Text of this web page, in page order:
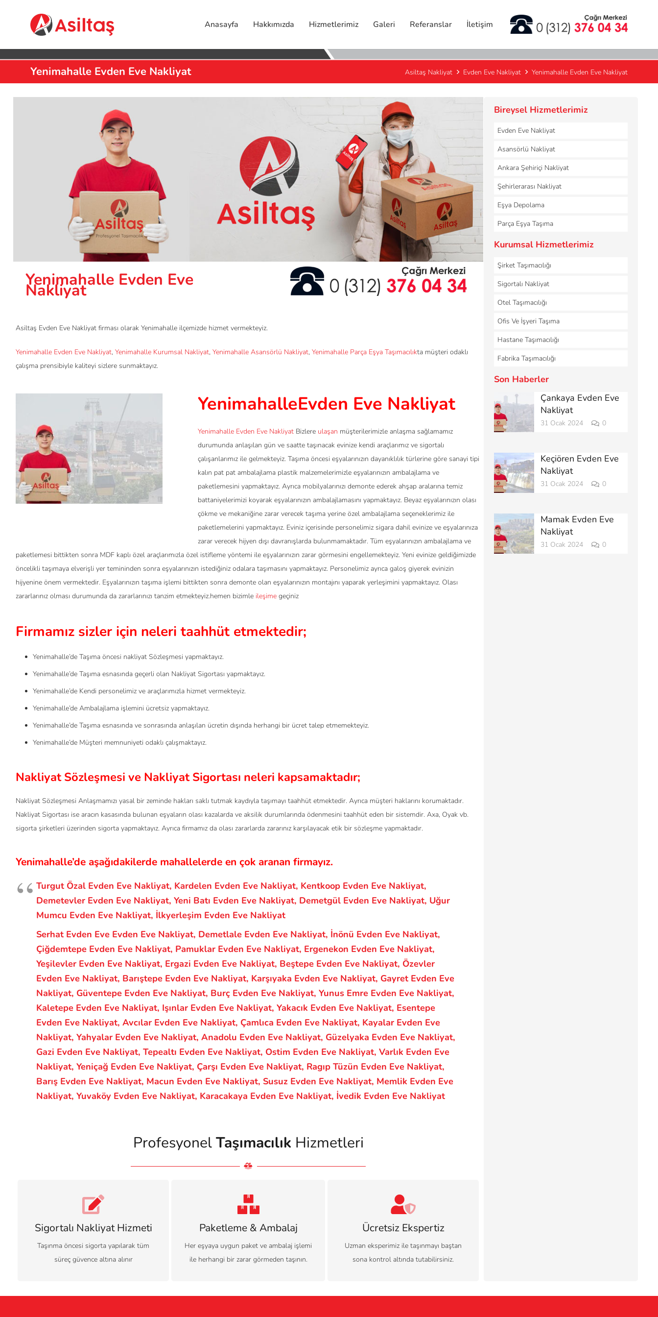
Anasayfa Hakkımızda Hizmetlerimiz Galeri Referanslar İletişim
Yenimahalle Evden Eve Nakliyat Asiltaş Nakliyat Evden Eve Nakliyat Yenimahalle Evden Eve Nakliyat
Yenimahalle Evden Eve
Nakliyat
Asiltaş Evden Eve Nakliyat firması olarak Yenimahalle ilçemizde hizmet vermekteyiz.
Yenimahalle Evden Eve Nakliyat, Yenimahalle Kurumsal Nakliyat, Yenimahalle Asansörlü Nakliyat, Yenimahalle Parça Eşya Taşımacılıkta müşteri odaklı
çalışma prensibiyle kaliteyi sizlere sunmaktayız.
YenimahalleEvden Eve Nakliyat
Yenimahalle Evden Eve Nakliyat Bizlere ulaşan müşterilerimizle anlaşma sağlamamız
durumunda anlaşılan gün ve saatte taşınacak evinize kendi araçlarımız ve sigortalı
çalışanlarımız ile gelmekteyiz. Taşıma öncesi eşyalarınızın dayanıklılık türlerine göre sanayi tipi
kalın pat pat ambalajlama plastik malzemelerimizle eşyalarınızın ambalajlama ve
paketlemesini yapmaktayız. Ayrıca mobilyalarınızı demonte ederek ahşap aralarına temiz
battaniyelerimizi koyarak eşyalarınızın ambalajlamasını yapmaktayız. Beyaz eşyalarınızın olası
çökme ve mekaniğine zarar verecek taşıma yerine özel ambalajlama seçeneklerimiz ile
paketlemelerini yapmaktayız. Eviniz içerisinde personelimiz sigara dahil evinize ve eşyalarınıza
zarar verecek hijyen dışı davranışlarda bulunmamaktadır. Tüm eşyalarınızın ambalajlama ve
paketlemesi bittikten sonra MDF kaplı özel araçlarımızla özel istifleme yöntemi ile eşyalarınızın zarar görmesini engellemekteyiz. Yeni evinize geldiğimizde
öncelikli taşımaya elverişli yer temininden sonra eşyalarınızın istediğiniz odalara taşımasını yapmaktayız. Personelimiz ayrıca galoş giyerek evinizin
hijyenine önem vermektedir. Eşyalarınızın taşıma işlemi bittikten sonra demonte olan eşyalarınızın montajını yaparak yerleşimini yapmaktayız. Olası
zararlarınız olması durumunda da zararlarınızı tanzim etmekteyiz.hemen bizimle ileşime geçiniz
Firmamız sizler için neleri taahhüt etmektedir;
Yenimahalle’de Taşıma öncesi nakliyat Sözleşmesi yapmaktayız.
Yenimahalle’de Taşıma esnasında geçerli olan Nakliyat Sigortası yapmaktayız.
Yenimahalle’de Kendi personelimiz ve araçlarımızla hizmet vermekteyiz.
Yenimahalle’de Ambalajlama işlemini ücretsiz yapmaktayız.
Yenimahalle’de Taşıma esnasında ve sonrasında anlaşılan ücretin dışında herhangi bir ücret talep etmemekteyiz.
Yenimahalle’de Müşteri memnuniyeti odaklı çalışmaktayız.
Nakliyat Sözleşmesi ve Nakliyat Sigortası neleri kapsamaktadır;
Nakliyat Sözleşmesi Anlaşmamızı yasal bir zeminde hakları saklı tutmak kaydıyla taşımayı taahhüt etmektedir. Ayrıca müşteri haklarını korumaktadır.
Nakliyat Sigortası ise aracın kasasında bulunan eşyaların olası kazalarda ve aksilik durumlarında ödenmesini taahhüt eden bir sistemdir. Axa, Oyak vb.
sigorta şirketleri üzerinden sigorta yapmaktayız. Ayrıca firmamız da olası zararlarda zararınız karşılayacak etik bir sözleşme yapmaktadır.
Yenimahalle’de aşağıdakilerde mahallelerde en çok aranan firmayız.
Turgut Özal Evden Eve Nakliyat, Kardelen Evden Eve Nakliyat, Kentkoop Evden Eve Nakliyat,
Demetevler Evden Eve Nakliyat, Yeni Batı Evden Eve Nakliyat, Demetgül Evden Eve Nakliyat, Uğur
Mumcu Evden Eve Nakliyat, İlkyerleşim Evden Eve Nakliyat
Serhat Evden Eve Evden Eve Nakliyat, Demetlale Evden Eve Nakliyat, İnönü Evden Eve Nakliyat,
Çiğdemtepe Evden Eve Nakliyat, Pamuklar Evden Eve Nakliyat, Ergenekon Evden Eve Nakliyat,
Yeşilevler Evden Eve Nakliyat, Ergazi Evden Eve Nakliyat, Beştepe Evden Eve Nakliyat, Özevler
Evden Eve Nakliyat, Barıştepe Evden Eve Nakliyat, Karşıyaka Evden Eve Nakliyat, Gayret Evden Eve
Nakliyat, Güventepe Evden Eve Nakliyat, Burç Evden Eve Nakliyat, Yunus Emre Evden Eve Nakliyat,
Kaletepe Evden Eve Nakliyat, Işınlar Evden Eve Nakliyat, Yakacık Evden Eve Nakliyat, Esentepe
Evden Eve Nakliyat, Avcılar Evden Eve Nakliyat, Çamlıca Evden Eve Nakliyat, Kayalar Evden Eve
Nakliyat, Yahyalar Evden Eve Nakliyat, Anadolu Evden Eve Nakliyat, Güzelyaka Evden Eve Nakliyat,
Gazi Evden Eve Nakliyat, Tepealtı Evden Eve Nakliyat, Ostim Evden Eve Nakliyat, Varlık Evden Eve
Nakliyat, Yeniçağ Evden Eve Nakliyat, Çarşı Evden Eve Nakliyat, Ragıp Tüzün Evden Eve Nakliyat,
Barış Evden Eve Nakliyat, Macun Evden Eve Nakliyat, Susuz Evden Eve Nakliyat, Memlik Evden Eve
Nakliyat, Yuvaköy Evden Eve Nakliyat, Karacakaya Evden Eve Nakliyat, İvedik Evden Eve Nakliyat
ProfesyonelTaşımacılık Hizmetleri
Sigortalı Nakliyat Hizmeti
Taşınma öncesi sigorta yapılarak tüm
süreç güvence altına alınır
Paketleme & Ambalaj
Her eşyaya uygun paket ve ambalaj işlemi
ile herhangi bir zarar görmeden taşının.
Ücretsiz Ekspertiz
Uzman eksperimiz ile taşınmayı baştan
sona kontrol altında tutabilirsiniz.
Bireysel Hizmetlerimiz
Evden Eve Nakliyat
Asansörlü Nakliyat
Ankara Şehiriçi Nakliyat
Şehirlerarası Nakliyat
Eşya Depolama
Parça Eşya Taşıma
Kurumsal Hizmetlerimiz
Şirket Taşımacılığı
Sigortalı Nakliyat
Otel Taşımacılığı
Ofis Ve İşyeri Taşıma
Hastane Taşımacılığı
Fabrika Taşımacılığı
Son Haberler
Çankaya Evden Eve
Nakliyat
31 Ocak 2024 0
Keçiören Evden Eve
Nakliyat
31 Ocak 2024 0
Mamak Evden Eve
Nakliyat
31 Ocak 2024 0